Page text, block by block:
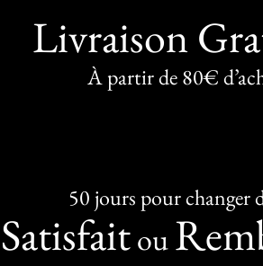
Livraison
À partir de 80€
50 jours pour changer
Satisfaitou